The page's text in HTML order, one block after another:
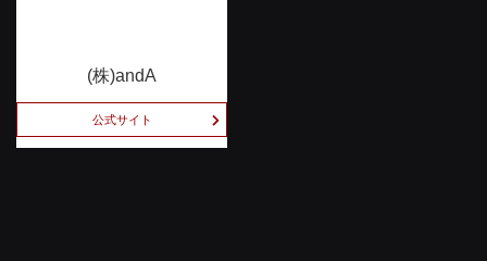
(株)andA
公式サイト